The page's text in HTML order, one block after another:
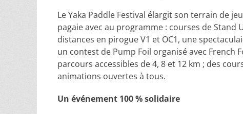
Le Yaka Paddle Festival élargit son terrain de
pagaie avec au programme : courses de Stand
distances en pirogue V1 et OC1, une
un contest de Pump Foil organisé avec
parcours accessibles de 4, 8 et 12 km ; des
animations ouvertes à tous.
Un événement 100 % solidaire